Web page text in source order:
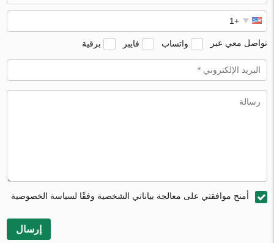
تواصل معي عبر واتساب فايبر برقية
أمنح موافقتي على معالجة بياناتي الشخصية وفقًا لسياسة الخصوصية
إرسال